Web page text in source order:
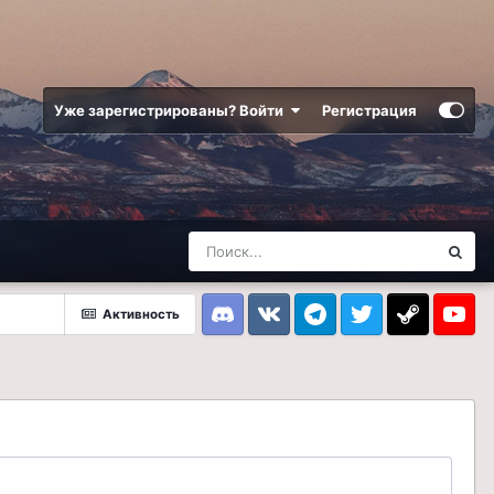
Уже зарегистрированы? Войти Регистрация
Активность
DiscordVK TelegramTwitter Steam